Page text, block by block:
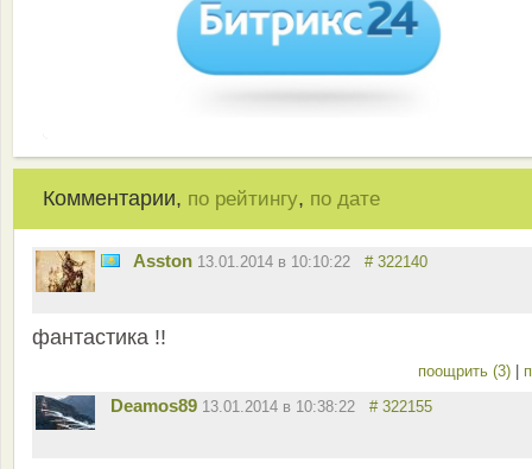
Комментарии, по рейтингу, по дате
Asston 13.01.2014 в 10:10:22 # 322140
фантастика !!
поощрить (3)
Deamos89 13.01.2014 в 10:38:22 # 322155